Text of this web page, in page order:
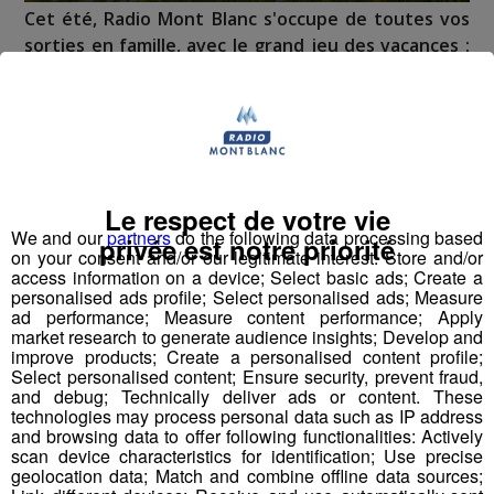
Cet été, Radio Mont Blanc s'occupe de toutes vos
sorties en famille, avec le grand jeu des vacances :
Deux rendez-vous par jour, à 8h45 et 17h45 sur
Nous vous poserons une question, a vous de faire le
bon choix entre les 3 réponses pour repartir avec vos
entrées pour un maximum d'activités dans la région !
Inscription par téléphone toute la journée pour
participer aux 2 tirages au sort par jour à 8h45 et 17h45.
Appelez le standard au 04 50 58 24 09
Pour cette semaine on vous offre vos entrées pour vous
We and ourpartnersdo the following data processing based
on your consent and/or our legitimate interest: Store and/or
access information on a device; Select basic ads; Create a
personalised ads profile; Select personalised ads; Measure
ad performance; Measure content performance; Apply
market research to generate audience insights; Develop and
improve products; Create a personalised content profile;
Select personalised content; Ensure security, prevent fraud,
and debug; Technically deliver ads or content. These
technologies may process personal data such as IP address
and browsing data to offer following functionalities: Actively
scan device characteristics for identification; Use precise
geolocation data; Match and combine offline data sources;
Le respect de votre vie
privée est notre priorité